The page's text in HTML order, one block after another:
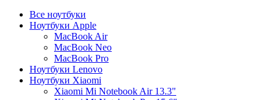
Все ноутбуки
Ноутбуки Apple
MacBook Air
MacBook Neo
MacBook Pro
Ноутбуки Lenovo
Ноутбуки Xiaomi
Xiaomi Mi Notebook Air 13.3"